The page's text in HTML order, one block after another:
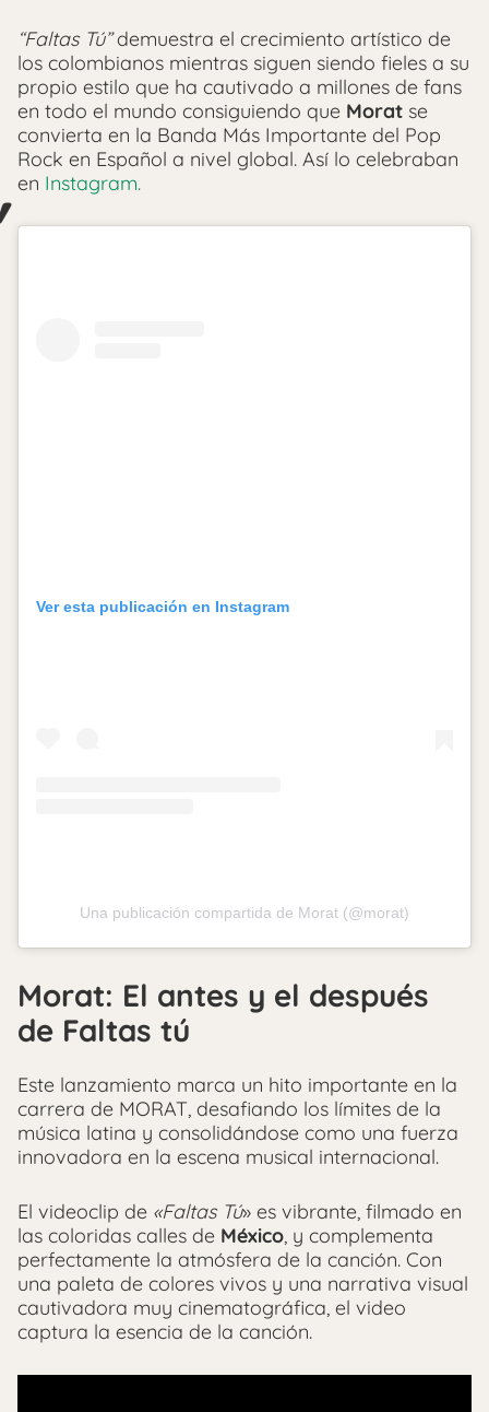
“Faltas Tú”demuestra el crecimiento artístico de
los colombianos mientras siguen siendo fieles a su
propio estilo que ha cautivado a millones de fans
en todo el mundo consiguiendo que Morat se
convierta en la Banda Más Importante del Pop
Rock en Español a nivel global. Así lo celebraban
en Instagram.
Ver esta publicación en Instagram
Una publicación compartida de Morat (@morat)
Morat: El antes y el después
de Faltas tú
Este lanzamiento marca un hito importante en la
carrera de MORAT, desafiando los límites de la
música latina y consolidándose como una fuerza
innovadora en la escena musical internacional.
El videoclip de «Faltas Tú» es vibrante, filmado en
las coloridas calles de México, y complementa
perfectamente la atmósfera de la canción. Con
una paleta de colores vivos y una narrativa visual
cautivadora muy cinematográfica, el video
captura la esencia de la canción.